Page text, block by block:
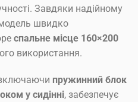
Завдяки надійному
швидко
спальне місце 160×200
використання.
включаючи пружинний блок
у сидінні, забезпечує